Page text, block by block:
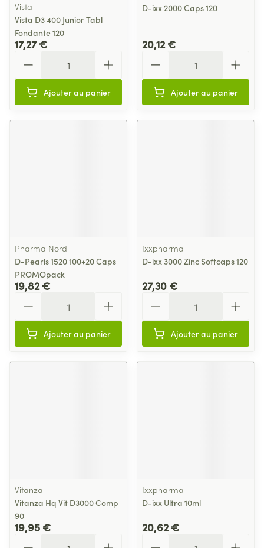
Vista
Vista D3 400 Junior Tabl
Fondante 120
17,27 €
Ajouter au panier
D-ixx 2000 Caps 120
20,12 €
Ajouter au panier
Pharma Nord
D-Pearls 1520 100+20 Caps
PROMOpack
19,82 €
Ajouter au panier
Ixxpharma
D-ixx 3000 Zinc Softcaps 120
27,30 €
Ajouter au panier
Vitanza
Vitanza Hq Vit D3000 Comp
90
19,95 €
Ixxpharma
D-ixx Ultra 10ml
20,62 €